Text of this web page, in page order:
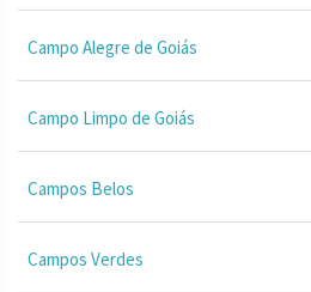
Campo Alegre de Goiás
Campo Limpo de Goiás
Campos Belos
Campos Verdes